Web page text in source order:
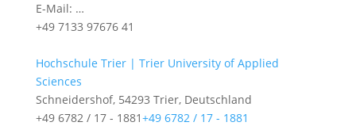
E-Mail: …
+49 7133 97676 41
Hochschule Trier | Trier University of Applied
Sciences
Schneidershof, 54293 Trier, Deutschland
+49 6782 / 17 - 1881+49 6782 / 17 - 1881